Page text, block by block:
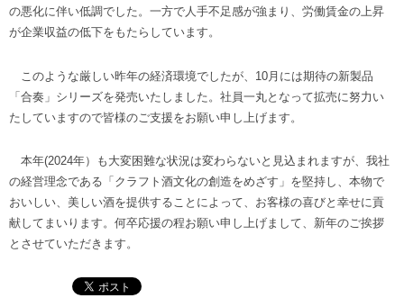
の悪化に伴い低調でした。一方で人手不足感が強まり、労働賃金の上昇
が企業収益の低下をもたらしています。
このような厳しい昨年の経済環境でしたが、10月には期待の新製品
「合奏」シリーズを発売いたしました。社員一丸となって拡売に努力い
たしていますので皆様のご支援をお願い申し上げます。
本年(2024年）も大変困難な状況は変わらないと見込まれますが、我社
の経営理念である「クラフト酒文化の創造をめざす」を堅持し、本物で
おいしい、美しい酒を提供することによって、お客様の喜びと幸せに貢
献してまいります。何卒応援の程お願い申し上げまして、新年のご挨拶
とさせていただきます。